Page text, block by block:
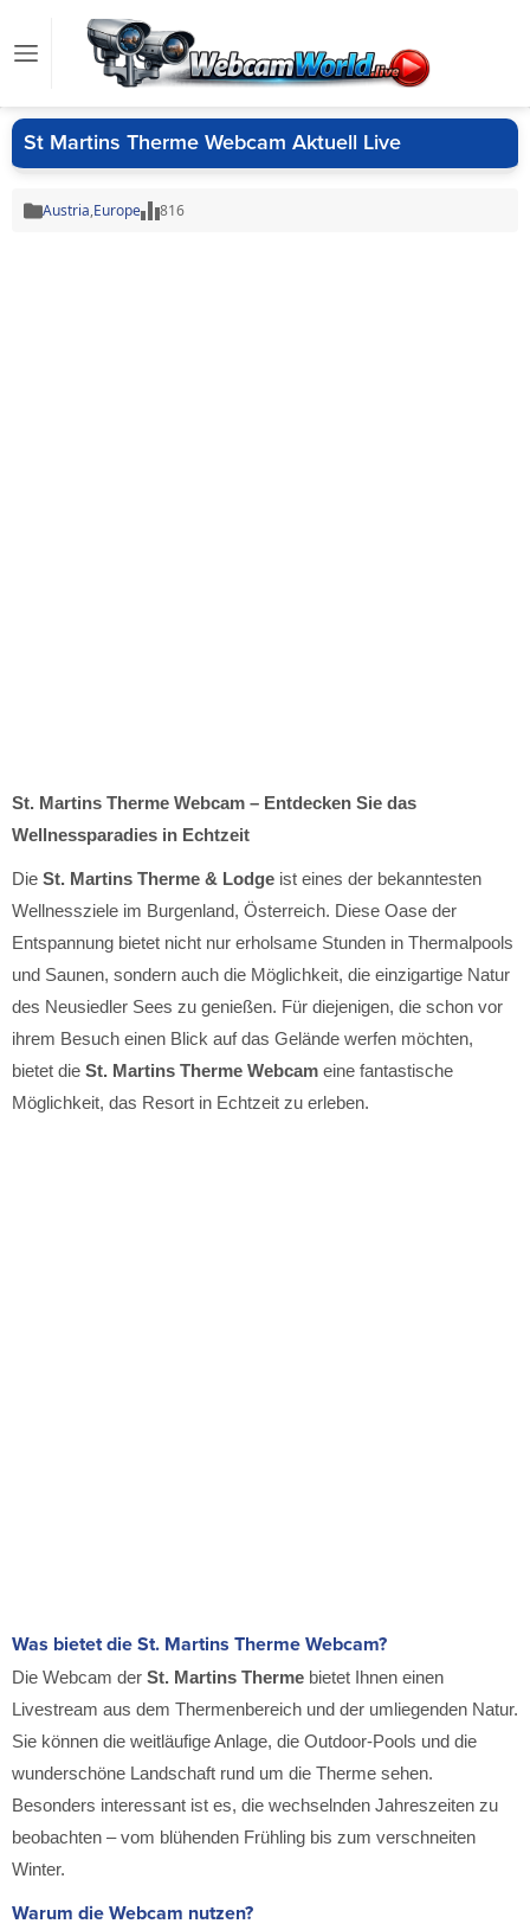
St Martins Therme Webcam Aktuell Live
Austria,Europe 816
St. Martins Therme Webcam – Entdecken Sie das
Wellnessparadies in Echtzeit
Die St. Martins Therme & Lodge ist eines der bekanntesten
Wellnessziele im Burgenland, Österreich. Diese Oase der
Entspannung bietet nicht nur erholsame Stunden in Thermalpools
und Saunen, sondern auch die Möglichkeit, die einzigartige Natur
des Neusiedler Sees zu genießen. Für diejenigen, die schon vor
ihrem Besuch einen Blick auf das Gelände werfen möchten,
bietet die St. Martins Therme Webcam eine fantastische
Möglichkeit, das Resort in Echtzeit zu erleben.
Was bietet die St. Martins Therme Webcam?
Die Webcam der St. Martins Therme bietet Ihnen einen
Livestream aus dem Thermenbereich und der umliegenden Natur.
Sie können die weitläufige Anlage, die Outdoor-Pools und die
wunderschöne Landschaft rund um die Therme sehen.
Besonders interessant ist es, die wechselnden Jahreszeiten zu
beobachten – vom blühenden Frühling bis zum verschneiten
Winter.
Warum die Webcam nutzen?